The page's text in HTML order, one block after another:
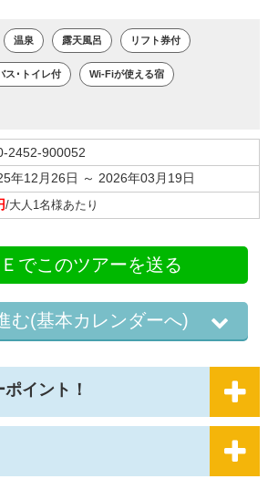
温泉 露天風呂 リフト券付
ス･トイレ付 Wi-Fiが使える宿
2452-900052
年12月26日 ～ 2026年03月19日
/大人1名様あたり
でこのツアーを送る
む(基本カレンダーへ)
イント！